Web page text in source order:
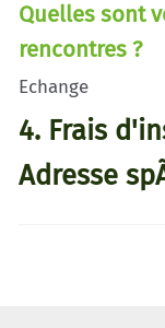
Quelles sont
rencontres ?
Echange
4. Frais
Adresse